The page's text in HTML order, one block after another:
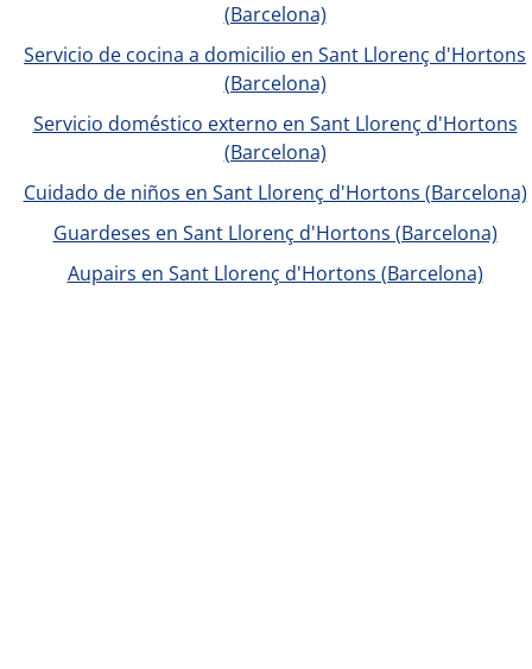
(Barcelona)
Servicio de cocina a domicilio en Sant Llorenç d'Hortons
(Barcelona)
Servicio doméstico externo en Sant Llorenç d'Hortons
(Barcelona)
Cuidado de niños en Sant Llorenç d'Hortons (Barcelona)
Guardeses en Sant Llorenç d'Hortons (Barcelona)
Aupairs en Sant Llorenç d'Hortons (Barcelona)